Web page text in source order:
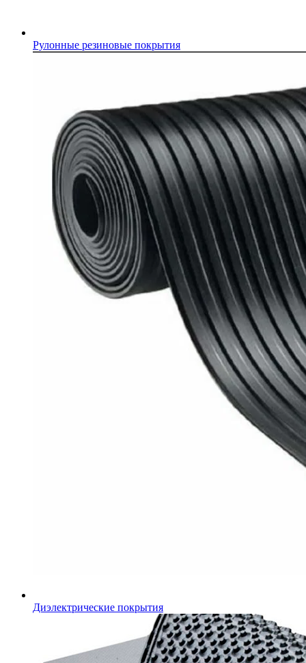
Рулонные резиновые покрытия
Диэлектрические покрытия